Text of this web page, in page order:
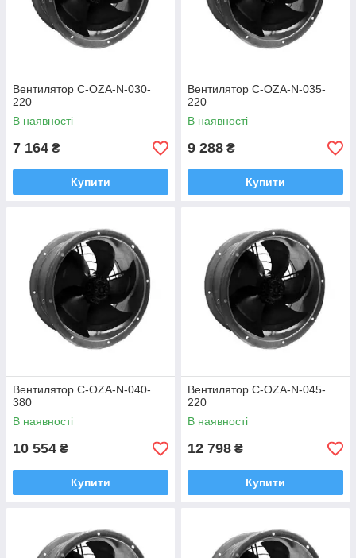
Вентилятор C-OZA-N-030-
220
В наявності
7 164 ₴
Купити
Вентилятор C-OZA-N-035-
220
В наявності
9 288 ₴
Купити
Вентилятор C-OZA-N-040-
380
В наявності
10 554 ₴
Купити
Вентилятор C-OZA-N-045-
220
В наявності
12 798 ₴
Купити